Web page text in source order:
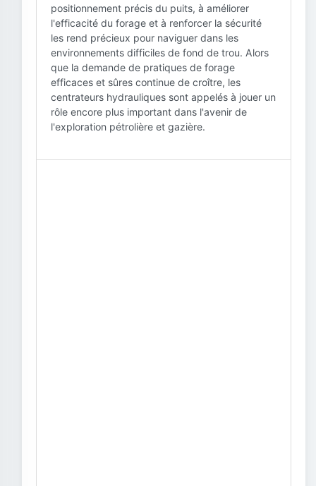
positionnement précis du puits, à améliorer
l'efficacité du forage et à renforcer la sécurité
les rend précieux pour naviguer dans les
environnements difficiles de fond de trou. Alors
que la demande de pratiques de forage
efficaces et sûres continue de croître, les
centrateurs hydrauliques sont appelés à jouer un
rôle encore plus important dans l'avenir de
l'exploration pétrolière et gazière.